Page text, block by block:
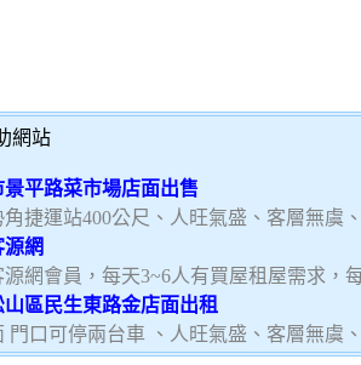
網站
景平路菜市場店面出售
角捷運站400公尺、人旺氣盛、客層無虞
網
源網會員，每天3~6人有買屋租屋需求，
山區民生東路金店面出租
門口可停兩台車 、人旺氣盛、客層無虞